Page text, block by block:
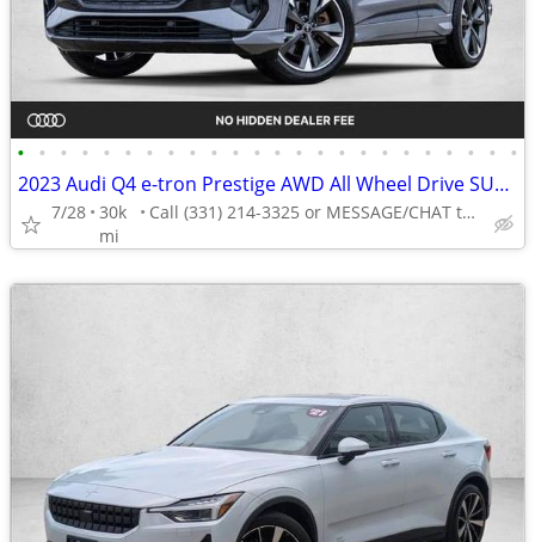
• • • • • • • • • • • • • • • • • • • • • • • •
2023 Audi Q4 e-tron Prestige AWD All Wheel Drive SUV Electric AUTONATION
7/28 30k
mi
Call (331) 214-3325 or MESSAGE/CHAT to confirm availability